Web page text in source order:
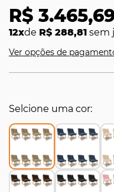
R$
12xde R$ 288,81 sem
Ver opções de
Selcione uma cor